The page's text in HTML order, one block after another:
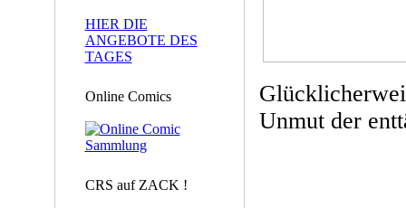
HIER DIE
ANGEBOTE DES
TAGES
Online Comics
CRS auf ZACK !
Unmut der